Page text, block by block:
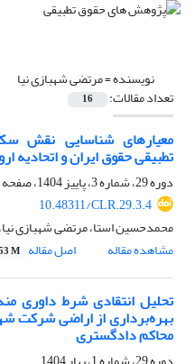
نویسنده =مرتضی شهبازی نیا
تعداد مقالات: 16
معیارهای شناسایی نقش
تطبیقی حقوق ایران و اتحادیه
دوره 29، شماره 3، پاییز 1404، صفحه
10.48311/CLR.29.3.4
محمدحسین استا، مرتضی شهبازی
مشاهده مقاله
اصل مقاله M
تحلیل انتقادی شرط داوری
بهره‌برداری از اراضی شرکت
محاکم دادگستری